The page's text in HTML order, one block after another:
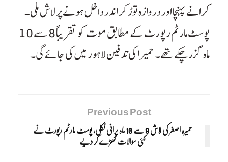
کرانے پہنچا اور دروازہ توڑ کر اندر داخل ہونے پر لاش ملی۔
پوسٹ مارٹم رپورٹ کے مطابق موت کو تقریباً 8 سے 10
ماہ گزر چکے تھے۔ حمیرا کی تدفین لاہور میں کی جائے گی۔
Previous Post
حمیرہ اصغر کی لاش 8 سے 10 ماہ پرانی نکلی، پوسٹ مارٹم رپورٹ نے
کئی سوالات کھڑے کر دیے